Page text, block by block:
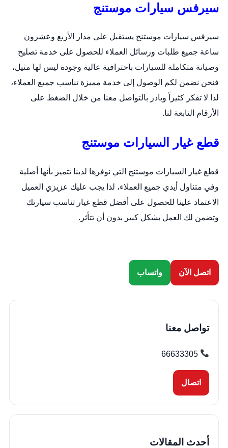
سيرفس سيارات موستنج
سيرفس سيارات موستنج يستقبل على مدار الأربع وعشرون
ساعة جميع طلبات ورسائل العملاء للحصول على خدمة تصليح
وصيانة متكاملة للسيارات باحترافية عالية وجودة ليس لها مثيل،
فنحن نضمن لكم الوصول إلى خدمة مميزة تناسب جميع العملاء،
لذا لا تفكر كثيراً وبادر بالتواصل معنا من خلال الضغط على
الأرقام التابعة لنا.
قطع غيار السيارات موستنج
قطع غيار السيارات موستنج التي نوفرها لدينا تتميز بأنها أصلية
وفي متناول أيدي جميع العملاء، لذا يجب عليك عزيزي العميل
الاعتماد علينا للحصول على أفضل قطع غيار تناسب سيارتك
وتضمن لك العمل بشكل كبير بدون أن تتأثر.
اتصل الآن واتساب
تواصل معنا
66633305
اتصال
أحدث المقالات